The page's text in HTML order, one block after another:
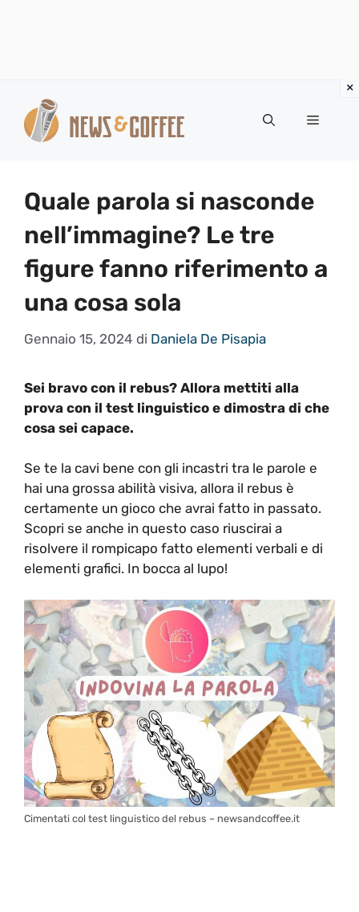
contenuto
Menu
Quale parola si nasconde
nell’immagine? Le tre
figure fanno riferimento a
una cosa sola
Gennaio 15, 2024 di Daniela De Pisapia
Sei bravo con il rebus? Allora mettiti alla
prova con il test linguistico e dimostra di che
cosa sei capace.
Se te la cavi bene con gli incastri tra le parole e
hai una grossa abilità visiva, allora il rebus è
certamente un gioco che avrai fatto in passato.
Scopri se anche in questo caso riuscirai a
risolvere il rompicapo fatto elementi verbali e di
elementi grafici. In bocca al lupo!
Cimentati col test linguistico del rebus – newsandcoffee.it